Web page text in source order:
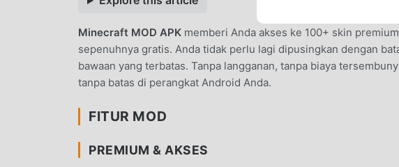
Minecraft MOD APK memberi Anda akses ke 100+ skin
sepenuhnya gratis. Anda tidak perlu lagi dipusingkan dengan
bawaan yang terbatas. Tanpa langganan, tanpa biaya
tanpa batas di perangkat Android Anda.
FITUR MOD
PREMIUM & AKSES